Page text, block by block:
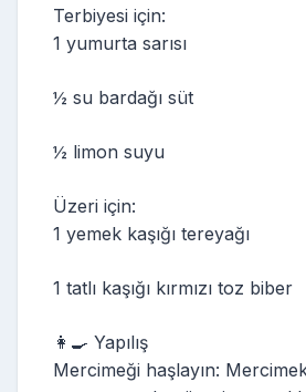
Terbiyesi için:
1 yumurta sarısı
½ su bardağı süt
½ limon suyu
Üzeri için:
1 yemek kaşığı tereyağı
1 tatlı kaşığı kırmızı toz biber
👩‍🍳 Yapılış
Mercimeği haşlayın: